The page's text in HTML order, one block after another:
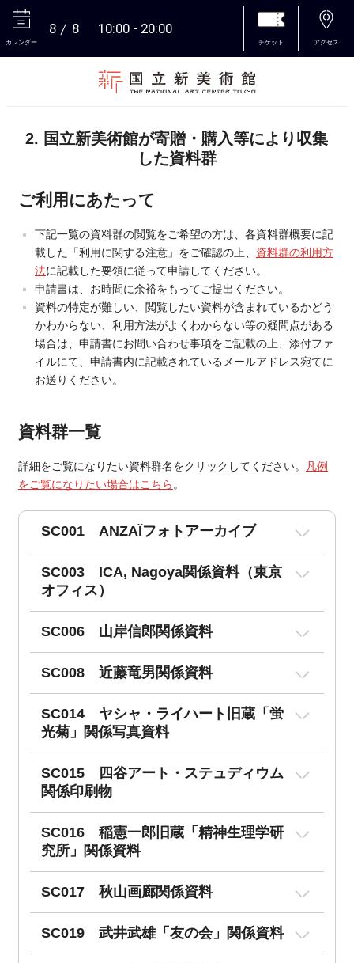
カレンダー
8 8 10:00 20:00
チケット アクセス
2. 国立新美術館が寄贈・購入等により収集
した資料群
ご利用にあたって
下記一覧の資料群の閲覧をご希望の方は、各資料群概要に記
載した「利用に関する注意」をご確認の上、 資料群の利用方
法に記載した要領に従って申請してください。
申請書は、お時間に余裕をもってご提出ください。
資料の特定が難しい、閲覧したい資料が含まれているかどう
かわからない、利用方法がよくわからない等の疑問点がある
場合は、申請書にお問い合わせ事項をご記載の上、添付ファ
イルにて、申請書内に記載されているメールアドレス宛てに
お送りください。
資料群一覧
詳細をご覧になりたい資料群名をクリックしてください。
凡例
をご覧になりたい場合はこちら。
SC001 ANZAÏフォトアーカイブ
SC003 ICA, Nagoya関係資料（東京
オフィス）
SC006 山岸信郎関係資料
SC008 近藤竜男関係資料
SC014 ヤシャ・ライハート旧蔵「蛍
光菊」関係写真資料
SC015 四谷アート・ステュディウム
関係印刷物
SC016 稲憲一郎旧蔵「精神生理学研
究所」関係資料
SC017 秋山画廊関係資料
SC019 武井武雄「友の会」関係資料